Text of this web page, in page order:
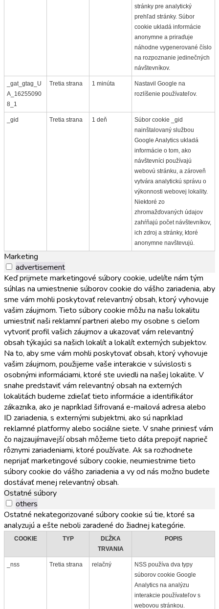
stránky pre analytický
prehľad stránky. Súbor
cookie ukladá informácie
anonymne a priraďuje
náhodne vygenerované číslo
na rozpoznanie jedinečných
návštevníkov.
_gat_gtag_U
A_16255090
8_1
Tretia strana 1 minúta
Nastavil Google na
rozlíšenie používateľov.
_gid Tretia strana 1 deň
Súbor cookie _gid
nainštalovaný službou
Google Analytics ukladá
informácie o tom, ako
návštevníci používajú
webovú stránku, a zároveň
vytvára analytickú správu o
výkonnosti webovej lokality.
Niektoré zo
zhromažďovaných údajov
zahŕňajú počet návštevníkov,
ich zdroj a stránky, ktoré
anonymne navštevujú.
Marketing
advertisement
Keď prijmete marketingové súbory cookie, udelíte nám tým
súhlas na umiestnenie súborov cookie do vášho zariadenia, aby
sme vám mohli poskytovať relevantný obsah, ktorý vyhovuje
vašim záujmom. Tieto súbory cookie môžu na našu lokalitu
umiestniť naši reklamní partneri alebo my osobne s cieľom
vytvoriť profil vašich záujmov a ukazovať vám relevantný
obsah týkajúci sa našich lokalít a lokalít externých subjektov.
Na to, aby sme vám mohli poskytovať obsah, ktorý vyhovuje
vašim záujmom, použijeme vaše interakcie v súvislosti s
osobnými informáciami, ktoré ste uviedli na našej lokalite. V
snahe predstaviť vám relevantný obsah na externých
lokalitách budeme zdieľať tieto informácie a identifikátor
zákazníka, ako je napríklad šifrovaná e-mailová adresa alebo
ID zariadenia, s externými subjektmi, ako sú napríklad
reklamné platformy alebo sociálne siete. V snahe priniesť vám
čo najzaujímavejší obsah môžeme tieto dáta prepojiť naprieč
rôznymi zariadeniami, ktoré používate. Ak sa rozhodnete
neprijať marketingové súbory cookie, neumiestnime tieto
súbory cookie do vášho zariadenia a vy od nás možno budete
dostávať menej relevantný obsah.
Ostatné súbory
others
Ostatné nekategorizované súbory cookie sú tie, ktoré sa
analyzujú a ešte neboli zaradené do žiadnej kategórie.
COOKIE TYP
DĽŽKA
TRVANIA
POPIS
_nss Tretia strana relačný
NSS používa dva typy
súborov cookie Google
Analytics na analýzu
interakcie používateľov s
webovou stránkou.